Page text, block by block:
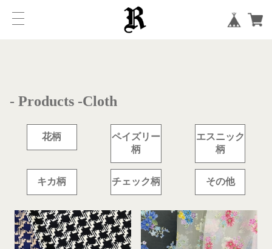
- Products -Cloth
花柄
ペイズリー
柄
エスニック
柄
キカ柄 チェック柄 その他